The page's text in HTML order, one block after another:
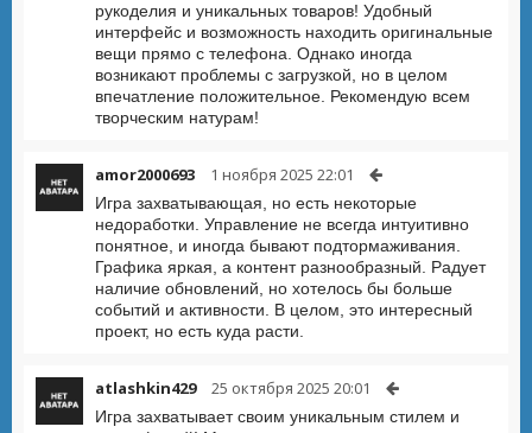
рукоделия и уникальных товаров! Удобный
интерфейс и возможность находить оригинальные
вещи прямо с телефона. Однако иногда
возникают проблемы с загрузкой, но в целом
впечатление положительное. Рекомендую всем
творческим натурам!
amor2000693 1 ноября 2025 22:01
Игра захватывающая, но есть некоторые
недоработки. Управление не всегда интуитивно
понятное, и иногда бывают подтормаживания.
Графика яркая, а контент разнообразный. Радует
наличие обновлений, но хотелось бы больше
событий и активности. В целом, это интересный
проект, но есть куда расти.
atlashkin429 25 октября 2025 20:01
Игра захватывает своим уникальным стилем и